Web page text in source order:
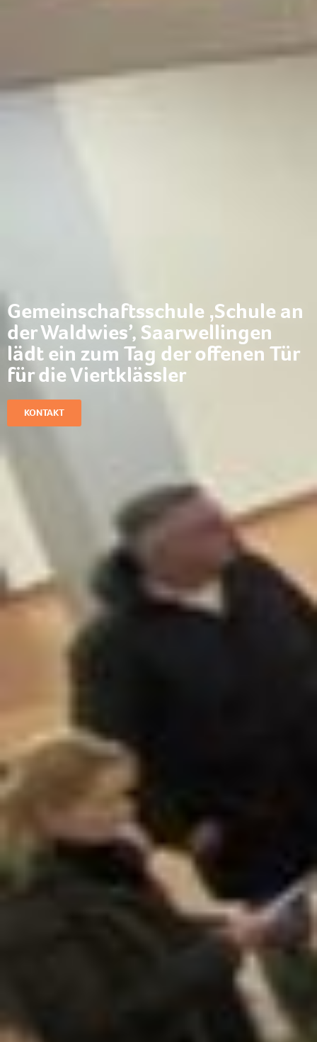
Gemeinschaftsschule ‚Schule an
der Waldwies’, Saarwellingen
lädt ein zum Tag der offenen Tür
für die Viertklässler
KONTAKT